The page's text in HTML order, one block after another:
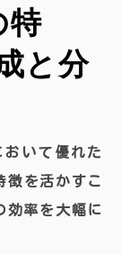
特
と分
おいて優れた
徴を活かすこ
効率を大幅に